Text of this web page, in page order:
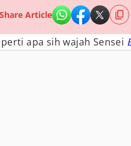
Share Article
apa sih wajah Sensei